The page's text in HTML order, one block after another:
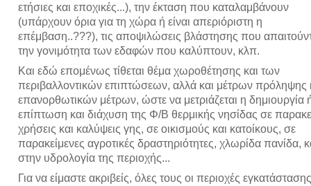
ετήσιες και εποχικές...), την έκταση που καταλαμβάνουν
(υπάρχουν όρια για τη χώρα ή είναι απεριόριστη η
επέμβαση..???), τις αποψιλώσεις βλάστησης που
την γονιμότητα των εδαφών που καλύπτουν, κλπ.
Και εδώ επομένως τίθεται θέμα χωροθέτησης και των
περιβαλλοντικών επιπτώσεων, αλλά και μέτρων πρόληψης
επανορθωτικών μέτρων, ώστε να μετριάζεται η δημιουργία
επίπτωση και διάχυση της Φ/Β θερμικής νησίδας σε
χρήσεις και καλύψεις γης, σε οικισμούς και κατοίκους, σε
παρακείμενες αγροτικές δραστηριότητες, χλωρίδα πανίδα,
στην υδρολογία της περιοχής...
Για να είμαστε ακριβείς, όλες τους οι περιοχές